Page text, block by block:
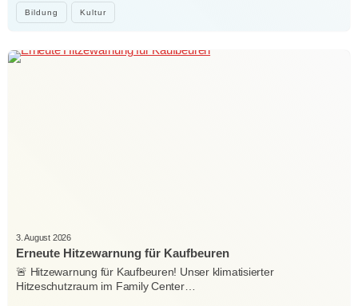
Bildung Kultur
3. August 2026
Erneute Hitzewarnung für Kaufbeuren
🚨 Hitzewarnung für Kaufbeuren! Unser klimatisierter
Hitzeschutzraum im Family Center…